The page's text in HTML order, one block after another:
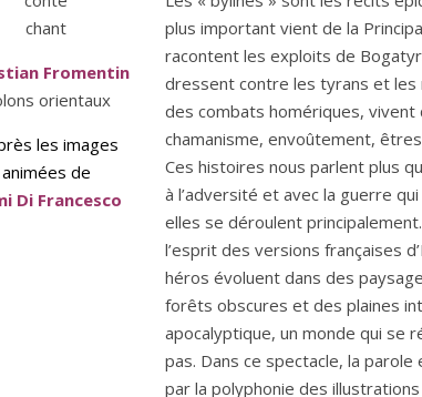
chant
Fromentin
orientaux
les images
animées de
Di Francesco
plus important vient de la
racontent les exploits de
dressent contre les tyrans et
des combats homériques,
chamanisme, envoûtement,
Ces histoires nous parlent plus
à l’adversité et avec la guerre
elles se déroulent
l’esprit des versions françaises
héros évoluent dans des
forêts obscures et des plaines
apocalyptique, un monde qui se
pas. Dans ce spectacle, la
par la polyphonie des